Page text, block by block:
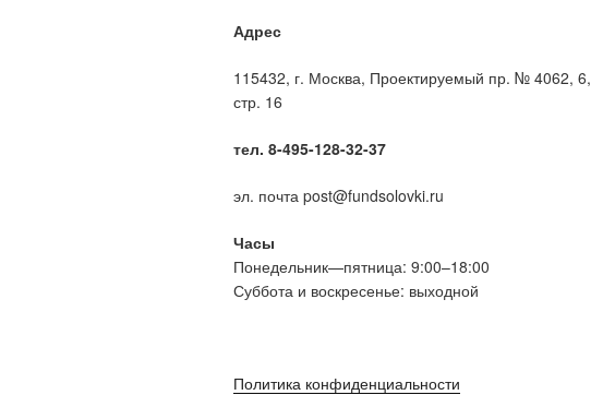
Адрес
115432, г. Москва, Проектируемый пр. № 4062, 6,
стр. 16
тел. 8-495-128-32-37
эл. почта post@fundsolovki.ru
Часы
Понедельник—пятница: 9:00–18:00
Суббота и воскресенье: выходной
Политика конфиденциальности